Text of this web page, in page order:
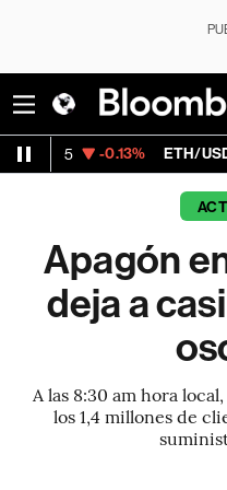
-0.13% ETH/USD 1,913.813
Apagón
deja a
A las 8:30 am hora
los 1,4 millones de